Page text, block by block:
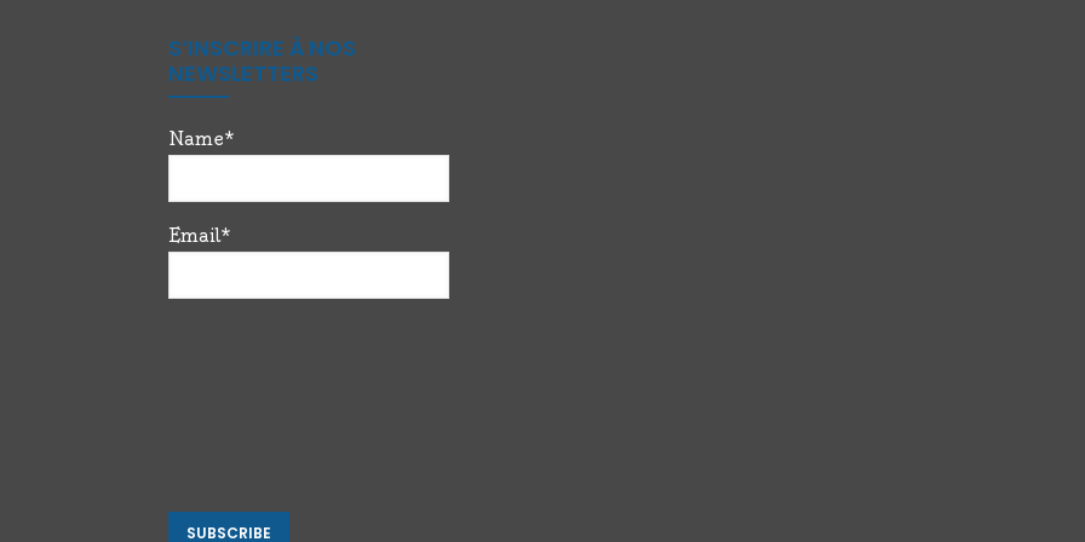
S’INSCRIRE À NOS
NEWSLETTERS
Name*
Email*